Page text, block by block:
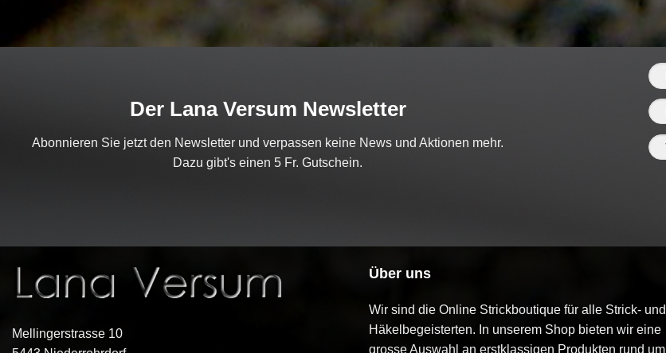
Der Lana Versum Newsletter
Abonnieren Sie jetzt den Newsletter und verpassen keine News und Aktionen mehr.
Dazu gibt's einen 5 Fr. Gutschein.
Mellingerstrasse 10
Über uns
Wir sind die Online Strickboutique für alle Strick- und
Häkelbegeisterten. In unserem Shop bieten wir eine
grosse Auswahl an erstklassigen Produkten rund um